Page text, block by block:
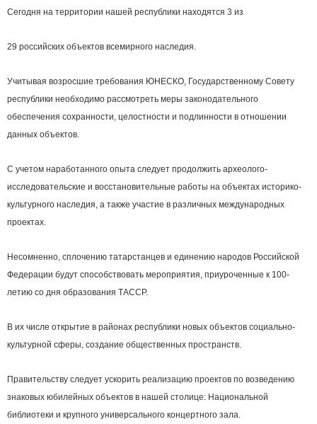
Сегодня на территории нашей республики находятся 3 из
29 российских объектов всемирного наследия.
Учитывая возросшие требования ЮНЕСКО, Государственному Совету
республики необходимо рассмотреть меры законодательного
обеспечения сохранности, целостности и подлинности в отношении
данных объектов.
С учетом наработанного опыта следует продолжить археолого-
исследовательские и восстановительные работы на объектах историко-
культурного наследия, а также участие в различных международных
проектах.
Несомненно, сплочению татарстанцев и единению народов Российской
Федерации будут способствовать мероприятия, приуроченные к 100-
летию со дня образования ТАССР.
В их числе открытие в районах республики новых объектов социально-
культурной сферы, создание общественных пространств.
Правительству следует ускорить реализацию проектов по возведению
знаковых юбилейных объектов в нашей столице: Национальной
библиотеки и крупного универсального концертного зала.